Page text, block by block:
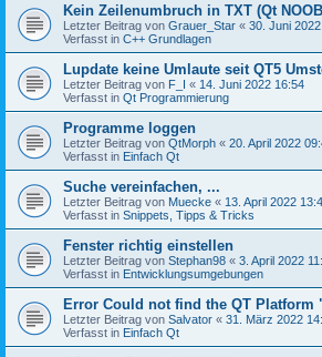
Kein Zeilenumbruch in TXT (Qt
Letzter Beitrag von Grauer_Star « 30. Juni
Verfasst in C++ Grundlagen
Lupdate keine Umlaute seit QT5
Letzter Beitrag von F_I « 14. Juni 2022 16:54
Verfasst in Qt Programmierung
Programme loggen
Letzter Beitrag von QtMorph « 20. April 2022
Verfasst in Einfach Qt
Suche vereinfachen, ...
Letzter Beitrag von Muecke « 13. April 2022
Verfasst in Snippets, Tipps & Tricks
Fenster richtig einstellen
Letzter Beitrag von Stephan98 « 3. April 2022
Verfasst in Entwicklungsumgebungen
Error Could not find the QT Platform
Letzter Beitrag von Salvator « 31. März 2022
Verfasst in Einfach Qt